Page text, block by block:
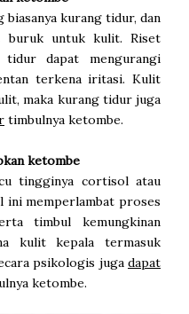
biasanya kurang tidur, dan
buruk untuk kulit. Riset
tidur dapat mengurangi
terkena iritasi. Kulit
maka kurang tidur juga
timbulnya ketombe.
ketombe
tingginya cortisol atau
ini memperlambat proses
timbul kemungkinan
kulit kepala termasuk
psikologis juga dapat
ketombe.